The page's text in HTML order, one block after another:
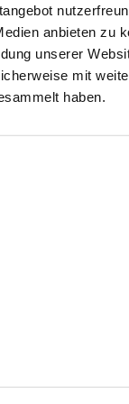
anbieten zu
unserer
mit
haben.